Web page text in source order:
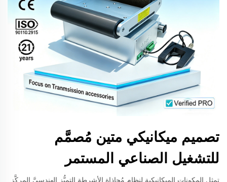
تصميم ميكانيكي متين مُصمَّم
للتشغيل الصناعي المستمر
تمثل المكونات الميكانيكية لنظام مُحاذاة الأشرطة التميُّز الهندسيَّ المركَّز